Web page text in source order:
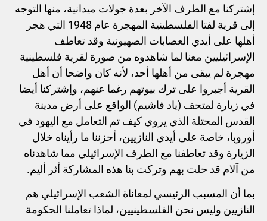
إشتركنا مع الطرف الآخر بعدة جولات ميدانية، منها التوجه
إلى قرية لفتا الفلسطينية المهجرة عام 1948 التي هجر
أهلها على أيدي العصابات الصهيونية وقد تعاطف
الإسرائيليين معنا لما شاهدوه من صورة لقرية فلسطينية
مهجرة لم يبقى من أهلها أحد، لأنه كان واضحا أن أهل
القرية أجبروا على ترك بيوتهم رغما عنهم، وإشتركنا أيضا
في زيارة لمتحف (ياد فاشيم) الواقع على أرض مدينة
القدس المحتلة الذي يروي كيف تم التعامل مع اليهود في
أوروبا، خاصة على أيدي النازيين، أحزننا ما رأيناه خلال
الزيارة وقد تعاطفنا مع الطرف الإسرائيلي مما شاهدناه
من آلام قد حلت بهم وتركت بنا هذه المشاركة أثر أليم.
بما أن المسبب الرئيسي لمعاناة الشعب الإسرائيلي هم
النازيين وليس نحن الفلسطينيين، لماذا تعاملنا الحكومة